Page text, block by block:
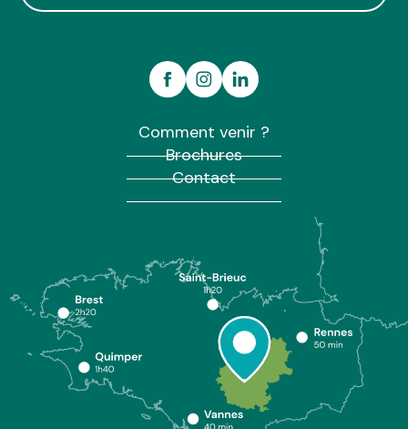
Comment venir ?
Brochures
Contact